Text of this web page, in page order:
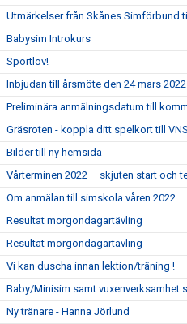
Utmärkelser från Skånes Simförbund
Babysim Introkurs
Sportlov!
Inbjudan till årsmöte den 24 mars 2022
Preliminära anmälningsdatum till
Gräsroten - koppla ditt spelkort till
Bilder till ny hemsida
Vårterminen 2022 – skjuten start och
Om anmälan till simskola våren 2022
Resultat morgondagartävling
Resultat morgondagartävling
Vi kan duscha innan lektion/träning !
Baby/Minisim samt vuxenverksamhet
Ny tränare - Hanna Jörlund